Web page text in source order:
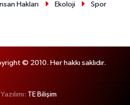
İnsan Hakları Ekoloji
Spor
© 2010. Her hakkı saklıdır.
TE Bilişim